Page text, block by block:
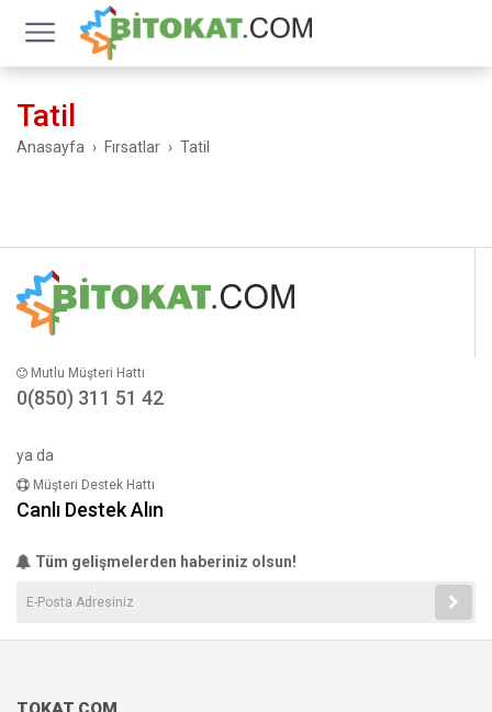
Tatil
Anasayfa Fırsatlar Tatil
Mutlu Müşteri Hattı
0(850) 311 51 42
ya da
Müşteri Destek Hattı
Canlı Destek Alın
Tüm gelişmelerden haberiniz olsun!